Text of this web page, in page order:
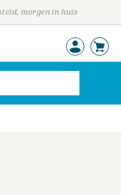
morgen in huis